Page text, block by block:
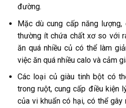
đường.
Mặc dù cung cấp năng
thường ít chứa chất xơ so với
ăn quá nhiều củ có thể làm
việc ăn quá nhiều calo và cảm
Các loại củ giàu tinh bột có
trong ruột, cung cấp điều kiện
của vi khuẩn có hại, có thể